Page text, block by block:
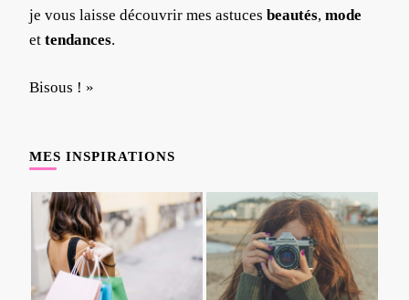
je vous laisse découvrir mes astuces beautés, mode
et tendances.
Bisous ! »
MES INSPIRATIONS